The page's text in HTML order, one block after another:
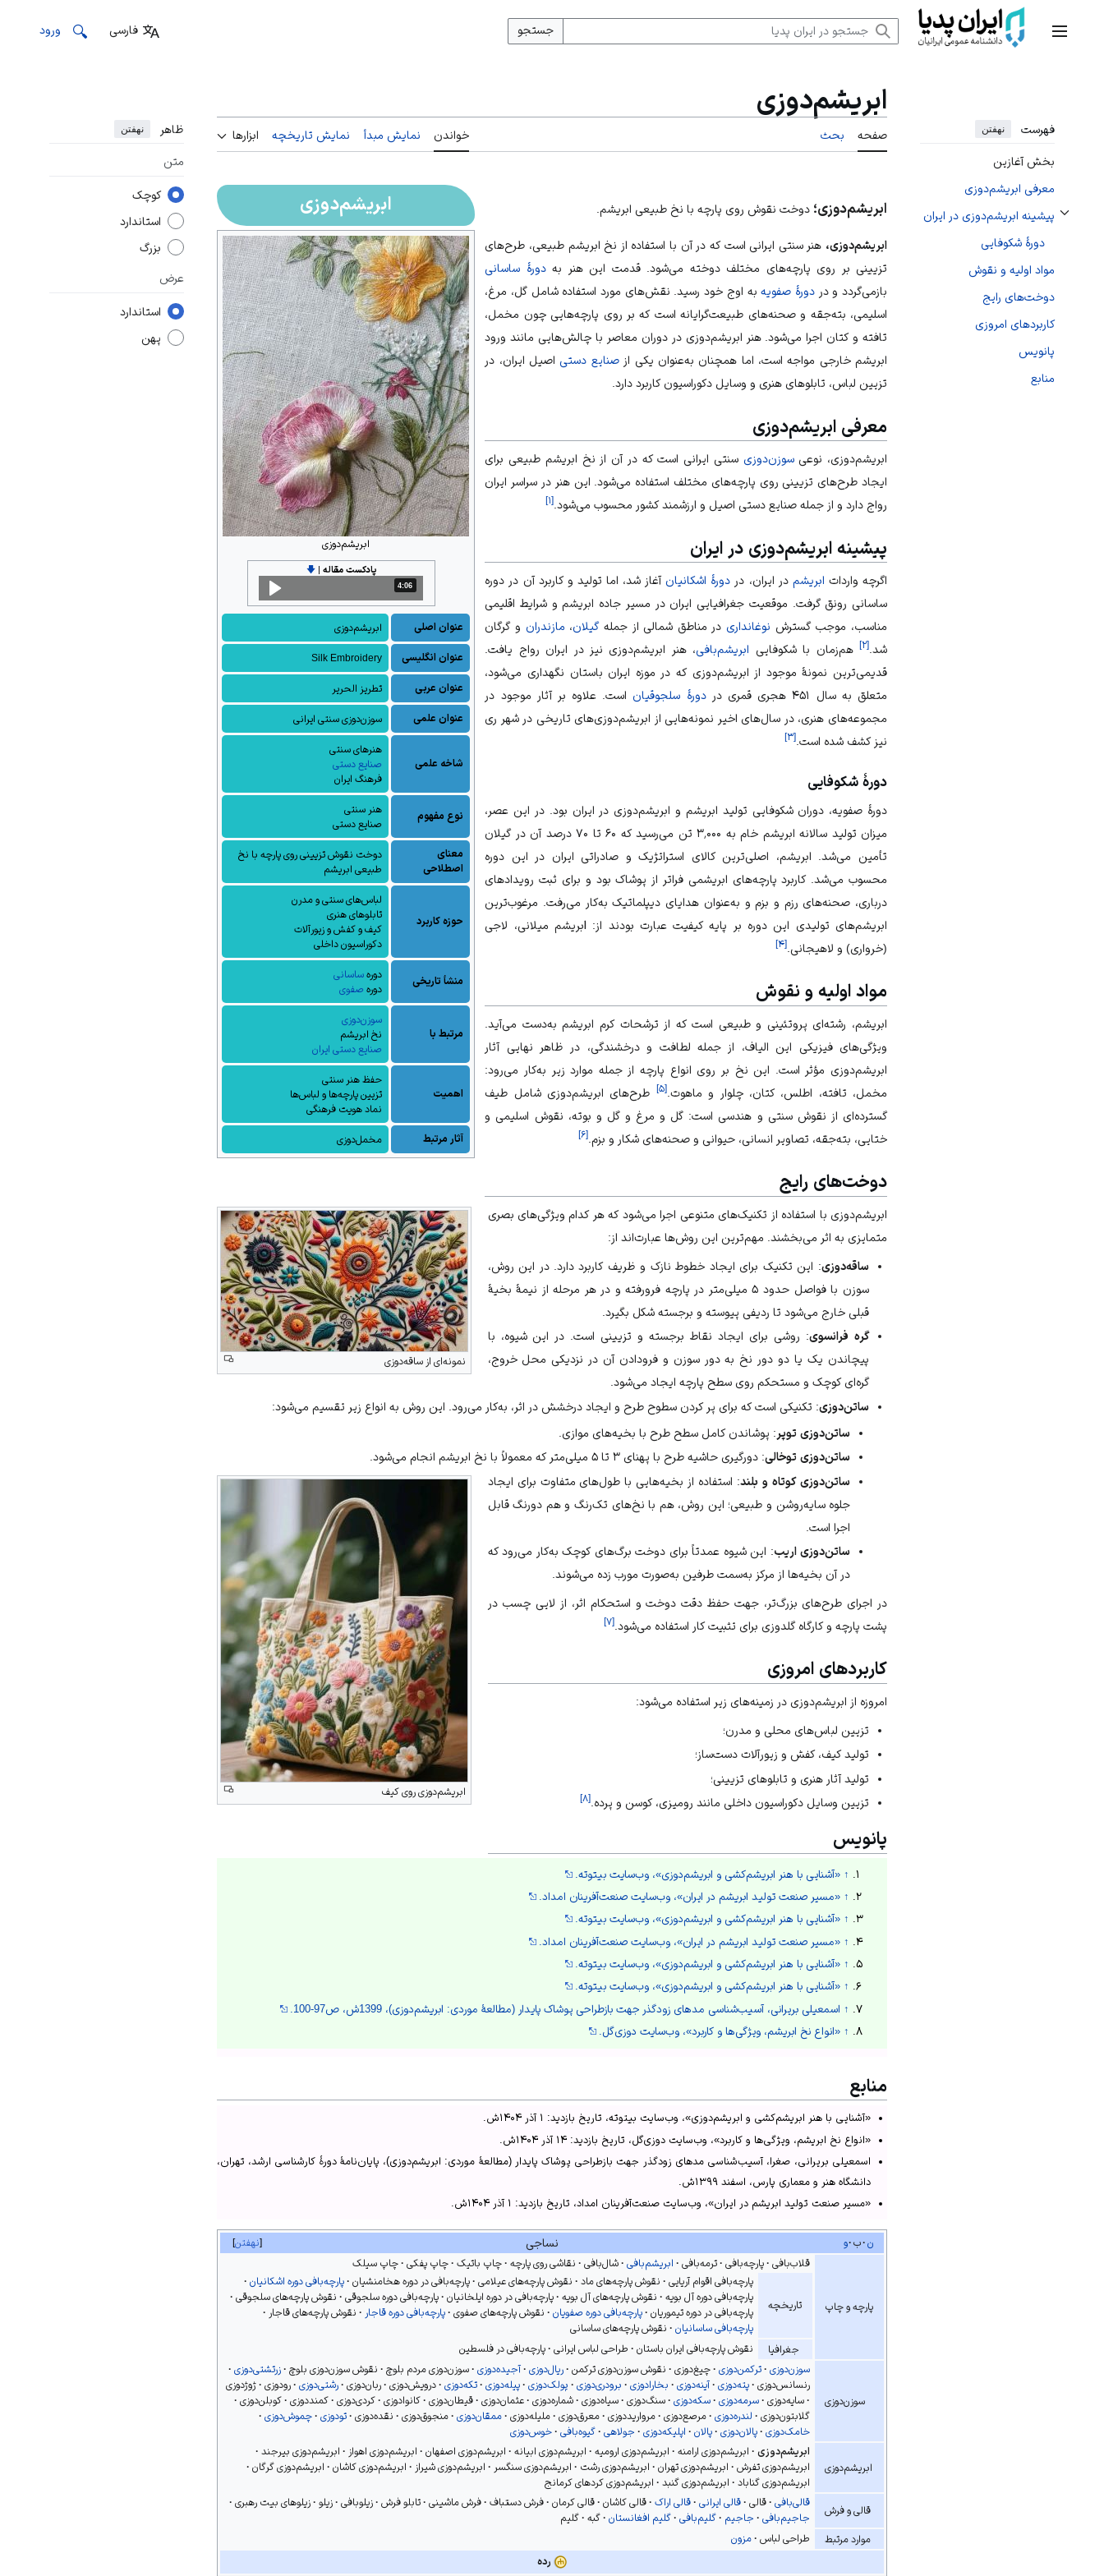
منوی اصلی
جستجو فارسی ورود
فهرست نهفتن
بخش آغازین
معرفی ابریشم‌دوزی
پیشینه ابریشم‌دوزی در ایران
تغییر وضعیت زیربخش‌های پیشینه ابریشم‌دوزی در ایران
دورهٔ شکوفایی
مواد اولیه و نقوش
دوخت‌های رایج
کاربردهای امروزی
پانویس
منابع
ابریشم‌دوزی
صفحه بحث خواندن نمایش مبدأ نمایش تاریخچه ابزارها ظاهر نهفتن
متن
کوچک
استاندارد
بزرگ
عرض
استاندارد
پهن
ابریشم‌دوزی
ابریشم‌دوزی
پادکست مقاله |
🡇
مدت: 4 دقیقه و 6 ثانیه
4:06
عنوان اصلی ابریشم‌دوزی
عنوان انگلیسی Silk Embroidery
عنوان عربی تطریز الحریر
عنوان علمی سوزن‌دوزی سنتی ایرانی
شاخه علمی
هنرهای سنتی
صنایع دستی
فرهنگ ایران
نوع مفهوم
هنر سنتی
صنایع دستی
معنای
اصطلاحی
دوخت نقوش تزیینی روی پارچه با نخ
طبیعی ابریشم
حوزه کاربرد
لباس‌های سنتی و مدرن
تابلوهای هنری
کیف و کفش و زیورآلات
دکوراسیون داخلی
منشأ تاریخی دوره ساسانی
دوره صفوی
مرتبط با
سوزن‌دوزی
نخ ابریشم
صنایع دستی ایران
اهمیت
حفظ هنر سنتی
تزیین پارچه‌ها و لباس‌ها
نماد هویت فرهنگی
آثار مرتبط مخمل‌دوزی
ابریشم‌دوزی؛ دوخت نقوش روی پارچه با نخ طبیعی ابریشم.
ابریشم‌دوزی، هنر سنتی ایرانی است که در آن با استفاده از نخ ابریشم طبیعی، طرح‌های
تزیینی بر روی پارچه‌های مختلف دوخته می‌شود. قدمت این هنر بهدورهٔ ساسانی
بازمی‌گردد و دردورهٔ صفویهبه اوج خود رسید. نقش‌های مورد استفاده شامل گل، مرغ،
اسلیمی، بته‌جقه و صحنه‌های طبیعت‌گرایانه است که بر روی پارچه‌هایی چون مخمل،
تافته و کتان اجرا می‌شود. هنر ابریشم‌دوزی در دوران معاصر با چالش‌هایی مانند ورود
ابریشم خارجی مواجه است، اما همچنان به‌عنوان یکی ازصنایع دستی اصیل ایران، در
تزیین لباس، تابلوهای هنری و وسایل دکوراسیون کاربرد دارد.
معرفی ابریشم‌دوزی
ابریشم‌دوزی، نوعیسوزن‌دوزی سنتی ایرانی است که در آن از نخ ابریشم طبیعی برای
ایجاد طرح‌های تزیینی روی پارچه‌های مختلف استفاده می‌شود. اینهنر در سراسر ایران
رواج دارد و از جمله صنایع دستی اصیل و ارزشمند کشور محسوب می‌شود.[۱]
پیشینه ابریشم‌دوزی در ایران
اگرچه واردات ابریشم در ایران، در دورهٔ اشکانیانآغاز شد، اما تولید و کاربرد آن در دوره
ساسانی رونق گرفت. موقعیت جغرافیایی ایران در مسیر جاده ابریشمو شرایط اقلیمی
مناسب، موجب گسترش نوغانداریدر مناطق شمالی از جملهگیلان، مازندران و گرگان
شد.[۲]هم‌زمان با شکوفایی ابریشم‌بافی، هنر ابریشم‌دوزی نیز در ایران رواج یافت.
قدیمی‌ترین نمونهٔ موجود از ابریشم‌دوزی که در موزه ایران باستان نگهداری می‌شود،
متعلق به سال ۴۵۱ هجری قمری در
دورهٔ سلجوقیاناست. علاوه بر آثار موجود در
مجموعه‌های هنری، در سال‌های اخیر نمونه‌هایی از ابریشم‌دوزی‌های تاریخی در شهر ری
نیز کشف شده است.[۳]
دورهٔ شکوفایی
دورهٔ صفویه، دوران شکوفایی تولید ابریشم و ابریشم‌دوزی در ایران بود. در این عصر،
میزان تولید سالانه ابریشم خام به ۳٬۰۰۰ تن می‌رسید که ۶۰ تا ۷۰ درصد آن در گیلان
تأمین می‌شد. ابریشم، اصلی‌ترین کالای استراتژیک و صادراتی ایران در این دوره
محسوب می‌شد. کاربرد پارچه‌های ابریشمی فراتر از پوشاکبود و برای ثبت رویدادهای
درباری، صحنه‌های رزم و بزم و به‌عنوان هدایای دیپلماتیک به‌کار می‌رفت. مرغوب‌ترین
ابریشم‌های تولیدی این دوره بر پایه کیفیت عبارت بودند از:ابریشم میلانی، لاجی
(خرواری) و لاهیجانی. [۴]
مواد اولیه و نقوش
ابریشم، رشته‌ای پروتئینی و طبیعی است که از ترشحاتکرم ابریشم به‌دست می‌آید.
ویژگی‌های فیزیکی این الیاف، از جمله لطافت و درخشندگی، در ظاهر نهایی آثار
ابریشم‌دوزی مؤثر است. این نخ بر روی انواع پارچه از جمله موارد زیر به‌کار می‌رود:
مخمل، تافته، اطلس،کتان،چلوار و ماهوت .
[۵]
طرح‌های ابریشم‌دوزی شامل طیف
گسترده‌ای از نقوش سنتی و هندسی است: گل و مرغ و گل و بوته، نقوش اسلیمی و
ختایی، بته‌جقه، تصاویر انسانی، حیوانی و صحنه‌های شکار و بزم. [۶]
دوخت‌های رایج
نمونه‌ای از ساقه‌دوزی
ابریشم‌دوزی با استفاده از تکنیک‌های متنوعی اجرا می‌شود که هر کدام ویژگی‌های بصری
متمایزی به اثر می‌بخشند. مهم‌ترین این روش‌ها عبارت‌اند از:
ساقه‌دوزی: این تکنیک برای ایجاد خطوط نازک و ظریف کاربرد دارد. در این روش،
سوزن با فواصل حدود ۵ میلی‌متر در پارچه فرورفته و در هر مرحله از نیمهٔ بخیهٔ
قبلی خارج می‌شود تا ردیفی پیوسته و برجسته شکل بگیرد.
گره فرانسوی: روشی برای ایجاد نقاط برجسته و تزیینی است. در این شیوه، با
پیچاندن یک یا دو دور نخ به دور سوزن و فرودادن آن در نزدیکی محل خروج،
گره‌ای کوچک و مستحکم روی سطح پارچه ایجاد می‌شود.
ساتن‌دوزی: تکنیکی است که برای پر کردن سطوح طرح و ایجاد درخشش در اثر، به‌کار می‌رود. این روش به انواع زیر تقسیم می‌شود:
ساتن‌دوزی توپر : پوشاندن کامل سطح طرح با بخیه‌های موازی.
ساتن‌دوزی توخالی: دورگیری حاشیه طرح با پهنای ۳ تا ۵ میلی‌متر که معمولاً با نخ ابریشم انجام می‌شود.
ابریشم‌دوزی روی کیف
ساتن‌دوزی کوتاه و بلند: استفاده از بخیه‌هایی با طول‌های متفاوت برای ایجاد
جلوه سایه‌روشن و طبیعی؛ این روش، هم با نخ‌های تک‌رنگ و هم دورنگ قابل
اجرا است.
ساتن‌دوزی اریب: این شیوه عمدتاً برای دوخت برگ‌های کوچک به‌کار می‌رود که
در آن بخیه‌ها از مرکز به‌سمت طرفین به‌صورت مورب زده می‌شوند.
در اجرای طرح‌های بزرگ‌تر، جهت حفظ دقت دوخت و استحکام اثر، از لایی چسب در
پشت پارچه وکارگاه گلدوزی برای تثبیت کار استفاده می‌شود. [۷]
کاربردهای امروزی
امروزه از ابریشم‌دوزی در زمینه‌های زیر استفاده می‌شود:
تزیین لباس‌های محلی و مدرن؛
تولیدکیف،کفش و زیورآلات دست‌ساز؛
تولید آثار هنری و تابلوهای تزیینی؛
تزیین وسایل دکوراسیون داخلی مانند رومیزی، کوسن و پرده.[۸]
پانویس
↑ «آشنایی با هنر ابریشم‌کشی و ابریشم‌دوزی»، وب‌سایت بیتوته.
↑ «مسیر صنعت تولید ابریشم در ایران»، وب‌سایت صنعت‌آفرینان امداد.
↑ «آشنایی با هنر ابریشم‌کشی و ابریشم‌دوزی»، وب‌سایت بیتوته.
↑ «مسیر صنعت تولید ابریشم در ایران»، وب‌سایت صنعت‌آفرینان امداد.
↑ «آشنایی با هنر ابریشم‌کشی و ابریشم‌دوزی»، وب‌سایت بیتوته.
↑ «آشنایی با هنر ابریشم‌کشی و ابریشم‌دوزی»، وب‌سایت بیتوته.
↑ اسمعیلی بریرانی، آسیب‌شناسی مدهای زودگذر جهت بازطراحی پوشاک پایدار (مطالعۀ موردی: ابریشم‌دوزی)، 1399ش، ص97-100.
↑ «انواع نخ ابریشم، ویژگی‌ها و کاربرد»، وب‌سایت دوزی‌گل.
منابع
«آشنایی با هنر ابریشم‌کشی و ابریشم‌دوزی»، وب‌سایت بیتوته، تاریخ بازدید: ۱ آذر ۱۴۰۴ش.
«انواع نخ ابریشم، ویژگی‌ها و کاربرد»، وب‌سایت دوزی‌گل، تاریخ بازدید: ۱۴ آذر ۱۴۰۴ش.
اسمعیلی بریرانی، صغرا، آسیب‌شناسی مدهای زودگذر جهت بازطراحی پوشاک پایدار (مطالعهٔ موردی: ابریشم‌دوزی)، پایان‌نامهٔ دورهٔ کارشناسی ارشد، تهران،
دانشگاه هنر و معماری پارس، اسفند ۱۳۹۹ش.
«مسیر صنعت تولید ابریشم در ایران»، وب‌سایت صنعت‌آفرینان امداد، تاریخ بازدید: ۱ آذر ۱۴۰۴ش.
نهفتن ن ب و نساجی
پارچه و چاپ
قلاب‌بافی پارچه‌بافی ترمه‌بافی ابریشم‌بافی شال‌بافی نقاشی روی پارچه چاپ باتیک چاپ پفکی چاپ سیلک
تاریخچه
پارچه‌بافی اقوام آریایی نقوش پارچه‌های ماد نقوش پارچه‌های عیلامی پارچه‌بافی در دوره هخامنشیان
پارچه‌بافی دوره اشکانیان
پارچه‌بافی دوره آل بویه
نقوش پارچه‌های آل بویه پارچه‌بافی در دوره ایلخانیان پارچه‌بافی دوره سلجوقی
نقوش پارچه‌های سلجوقی
پارچه‌بافی در دوره تیموریان
پارچه‌بافی دوره صفویان نقوش پارچه‌های صفوی پارچه‌بافی دوره قاجار
نقوش پارچه‌های قاجار
پارچه‌بافی ساسانیان
نقوش پارچه‌های ساسانی
جغرافیا
نقوش پارچه‌بافی ایران باستان طراحی لباس ایرانی پارچه‌بافی در فلسطین
سوزن‌دوزی
سوزن‌دوزی ترکمن‌دوزی چیغ‌دوزی نقوش سوزن‌دوزی ترکمن ریال‌دوزی آجیده‌دوزی سوزن‌دوزی مردم بلوچ نقوش سوزن‌دوزی بلوچ
زرتشتی‌دوزی
رنسانس‌دوزی
پته‌دوزی آینه‌دوزی بخارادوزی برودری‌دوزی پولک‌دوزی پیله‌دوزی تکه‌دوزی درویش‌دوزی ربان‌دوزی رشتی‌دوزی رودوزی
ژوژدوزی
سایه‌دوزی
سرمه‌دوزی سکه‌دوزی سنگ‌دوزی سیاه‌دوزی شماره‌دوزی عثمان‌دوزی قیطان‌دوزی کانوادوزی کردی‌دوزی کمنددوزی
کوبلن‌دوزی
گلابتون‌دوزی
لندره‌دوزی مرصع‌دوزی مرواریددوزی معرق‌دوزی ملیله‌دوزی ممقان‌دوزی منجوق‌دوزی نقده‌دوزی تودوزی
چموش‌دوزی
خامک‌دوزی
پالان‌دوزی پالان اپلیکه‌دوزی جولاهی گیوه‌بافی خوس‌دوزی
ابریشم‌دوزی
ابریشم‌دوزی ابریشم‌دوزی ارامنه ابریشم‌دوزی ارومیه ابریشم‌دوزی ابیانه ابریشم‌دوزی اصفهان ابریشم‌دوزی اهواز
ابریشم‌دوزی بیرجند
ابریشم‌دوزی تفرش
ابریشم‌دوزی تهران ابریشم‌دوزی رشت ابریشم‌دوزی سنگسر ابریشم‌دوزی شیراز ابریشم‌دوزی کاشان
ابریشم‌دوزی گرگان
ابریشم‌دوزی گناباد
ابریشم‌دوزی گنبد ابریشم‌دوزی کردهای کرمانج
قالی و فرش
قالی‌بافی قالی قالی ایرانی قالی اراک قالی کاشان قالی کرمان فرش دستباف فرش ماشینی تابلو فرش زیلوبافی زیلو
زیلوهای بیت رهبری
جاجیم‌بافی
جاجیم گلیم‌بافی گلیم افغانستان گبه
گلیم
موارد مرتبط
طراحی لباس
مزون
رده